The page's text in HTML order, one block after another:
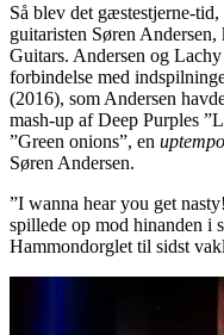
Så blev det gæstestjerne-
guitaristen Søren
Guitars. Andersen og
forbindelse med
(2016), som Andersen
mash-up af Deep Purples
”Green onions”, en uptempo
Søren Andersen.
”I wanna hear you get
spillede op mod hinanden i
Hammondorglet til sidst